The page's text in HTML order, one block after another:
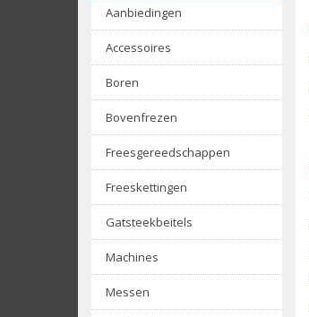
Aanbiedingen
Accessoires
Boren
Bovenfrezen
Freesgereedschappen
Freeskettingen
Gatsteekbeitels
Machines
Messen